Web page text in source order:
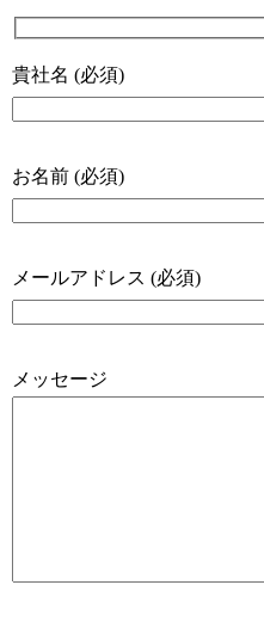
貴社名 (必須)
お名前 (必須)
メールアドレス (必須)
メッセージ